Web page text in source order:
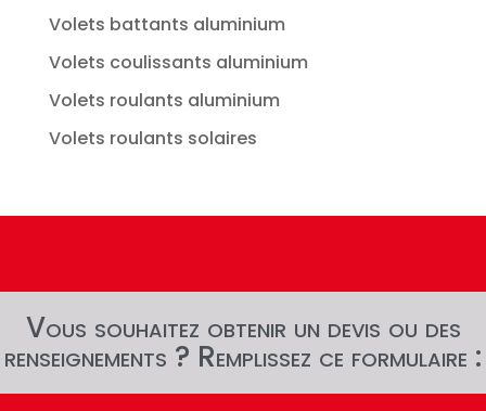
Volets battants aluminium
Volets coulissants aluminium
Volets roulants aluminium
Volets roulants solaires
Vous souhaitez obtenir un devis ou des
renseignements ? Remplissez ce formulaire :